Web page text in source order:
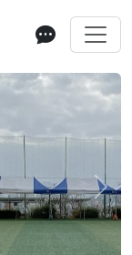
Next